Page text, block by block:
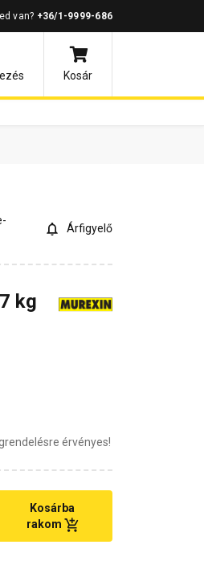
van? +36/1-9999-686
Kosár
Árfigyelő
kg
érvényes!
Kosárba
rakom